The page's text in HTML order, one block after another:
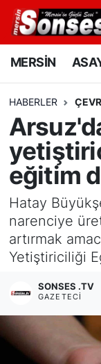
MERSİN
HABERLER
eğitim
Hatay
narenciye
artırmak
Yetiştiriciliği
SONSES .TV
GAZETECI
MERSİN
SPOR
GÜNÜN
DÜNYA
KÜLTÜR -
MAGAZİN
SAĞLIK
Siyaset
Mersin
Mersin
Mersin
Süper Lig
Tüm
Son
Haber